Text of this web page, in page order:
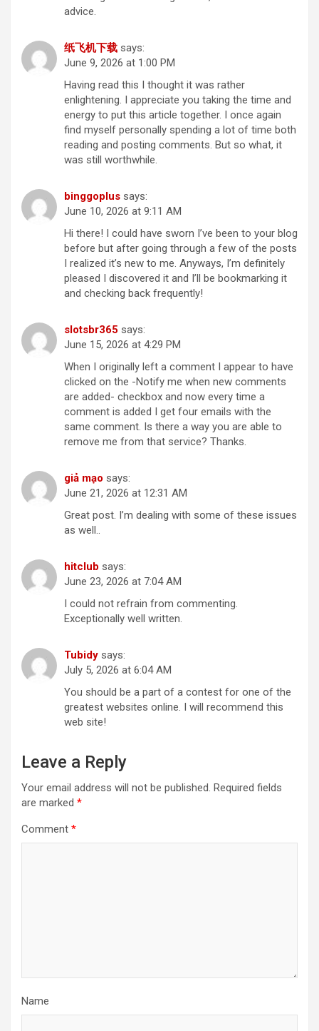
advice.
纸飞机下载 says:
June 9, 2026 at 1:00 PM
Having read this I thought it was rather
enlightening. I appreciate you taking the time and
energy to put this article together. I once again
find myself personally spending a lot of time both
reading and posting comments. But so what, it
was still worthwhile.
binggoplus says:
June 10, 2026 at 9:11 AM
Hi there! I could have sworn I’ve been to your blog
before but after going through a few of the posts
I realized it’s new to me. Anyways, I’m definitely
pleased I discovered it and I’ll be bookmarking it
and checking back frequently!
slotsbr365 says:
June 15, 2026 at 4:29 PM
When I originally left a comment I appear to have
clicked on the -Notify me when new comments
are added- checkbox and now every time a
comment is added I get four emails with the
same comment. Is there a way you are able to
remove me from that service? Thanks.
giả mạo says:
June 21, 2026 at 12:31 AM
Great post. I’m dealing with some of these issues
as well..
hitclub says:
June 23, 2026 at 7:04 AM
I could not refrain from commenting.
Exceptionally well written.
Tubidy says:
July 5, 2026 at 6:04 AM
You should be a part of a contest for one of the
greatest websites online. I will recommend this
web site!
Leave a Reply
Your email address will not be published. Required fields
are marked *
Comment *
Name